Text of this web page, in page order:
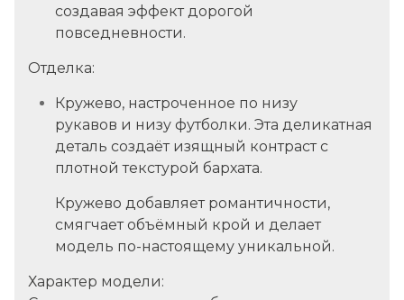
создавая эффект дорогой
повседневности.
Отделка:
Кружево, настроченное по низу
рукавов и низу футболки. Эта деликатная
деталь создаёт изящный контраст с
плотной текстурой бархата.
Кружево добавляет романтичности,
смягчает объёмный крой и делает
модель по-настоящему уникальной.
Характер модели: